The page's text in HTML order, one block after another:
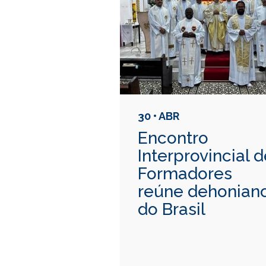
30 • ABR
Encontro
Interprovincial
Formadores
reúne
do Brasil